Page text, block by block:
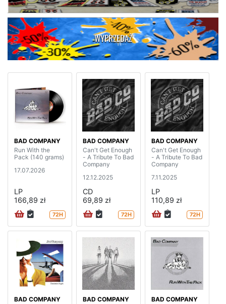
WYPRZEDAŻ
BAD COMPANY
Run With the
Pack (140 grams)
17.07.2026
LP
166,89 zł
72H
BAD COMPANY
Can't Get Enough
- A Tribute To Bad
Company
12.12.2025
CD
69,89 zł
72H
BAD COMPANY
Can't Get Enough
- A Tribute To Bad
Company
7.11.2025
LP
110,89 zł
72H
BAD COMPANY
BAD COMPANY
BAD COMPANY